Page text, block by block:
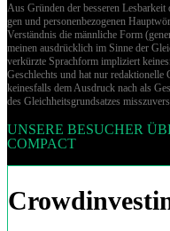
Aus Gründen der besseren
gen und per­so­nen­be­zo­ge­nen
Verständnis die männliche Form
meinen ausdrücklich im Sinne der
verkürzte Sprachform impliziert
Geschlechts und hat nur redaktionelle
keinesfalls dem Ausdruck nach als
des Gleich­heits­grund­sat­zes
UNSERE BESUCHER
COMPACT